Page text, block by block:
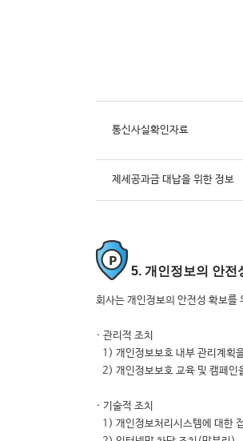
통신사실확인자료
제세공과금 대납을 위한 정보
5. 개인정보의 안전
회사는 개인정보의 안전성 확보를
· 관리적 조치
1) 개인정보보호 내부 관리계획
2) 개인정보보호 교육 및 캠페인
· 기술적 조치
1) 개인정보처리시스템에 대한